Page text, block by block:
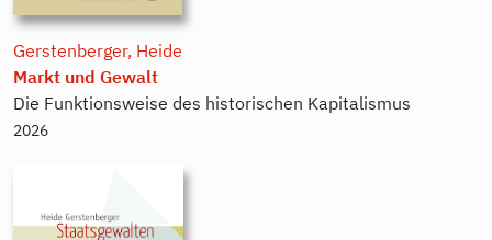
Gerstenberger, Heide
Markt und Gewalt
Die Funktionsweise des historischen Kapitalismus
2026